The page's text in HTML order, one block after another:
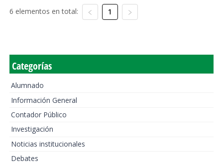
6 elementos en total: 1
Categorías
Alumnado
Información General
Contador Público
Investigación
Noticias institucionales
Debates